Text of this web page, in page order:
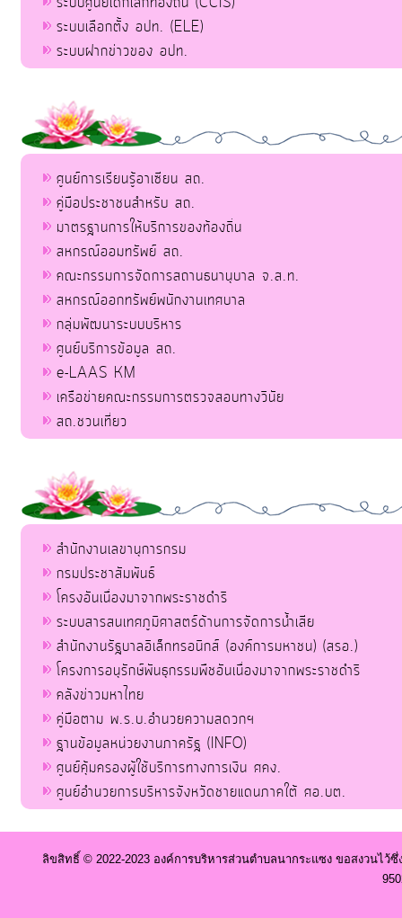
ระบบเลือกตั้ง อปท. (ELE)
ระบบฝากข่าวของ อปท.
ศูนย์การเรียนรู้อาเซียน สถ.
คู่มือประชาชนสำหรับ สถ.
มาตรฐานการให้บริการของท้องถิ่น
สหกรณ์ออมทรัพย์ สถ.
คณะกรรมการจัดการสถานธนานุบาล จ.ส.ท.
สหกรณ์ออกทรัพย์พนักงานเทศบาล
กลุ่มพัฒนาระบบบริหาร
ศูนย์บริการข้อมูล สถ.
e-LAAS KM
เครือข่ายคณะกรรมการตรวจสอบทางวินัย
สถ.ชวนเที่ยว
สำนักงานเลขานุการกรม
กรมประชาสัมพันธ์
โครงอันเนื่องมาจากพระราชดำริ
ระบบสารสนเทศภูมิศาสตร์ด้านการจัดการน้ำเสีย
สำนักงานรัฐบาลอิเล็กทรอนิกส์ (องค์การมหาชน) (สรอ.)
โครงการอนุรักษ์พันธุกรรมพืชอันเนื่องมาจากพระราชดำริ
คลังข่าวมหาไทย
คู่มือตาม พ.ร.บ.อำนวยความสดวกฯ
ฐานข้อมูลหน่วยงานภาครัฐ (INFO)
ศูนย์คุ้มครองผู้ใช้บริการทางการเงิน ศคง.
ศูนย์อำนวยการบริหารจังหวัดชายแดนภาคใต้ ศอ.บต.
ลิขสิทธิ์ © 2022-2023 องค์การบริหารส่วนตำบลนากระแซง ขอสงวนไว้